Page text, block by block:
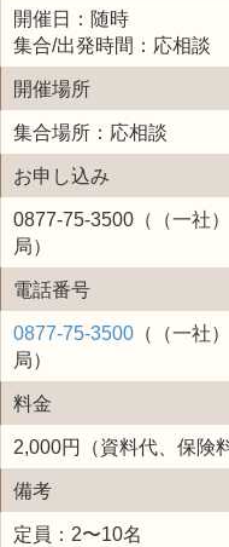
開催日：随時
集合/出発時間：応相談
開催場所
集合場所：応相談
お申し込み
0877-75-3500（（一社
局）
電話番号
0877-75-3500 （（一社
局）
料金
2,000円（資料代、保険
備考
定員：2〜10名